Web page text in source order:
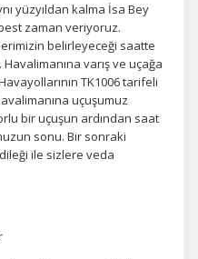
AKTIF
site işlevleri için
site düzgün çalışmaz ve
anonim olarak
yüzyıldan kalma İsa Bey
zaman veriyoruz.
belirleyeceği saatte
varış ve uçağa
TK1006 tarifeli
uçuşumuz
bir uçuşun ardından saat
sonu. Bir sonraki
ile sizlere veda